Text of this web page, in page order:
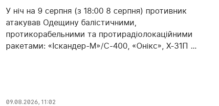
У ніч на 9 серпня (з 18:00 8 серпня) противник
атакував Одещину балістичними,
протикорабельними та протирадіолокаційними
ракетами: «Іскандер-М»/С-400, «Онікс», Х-31П ...
09.08.2026, 11:02